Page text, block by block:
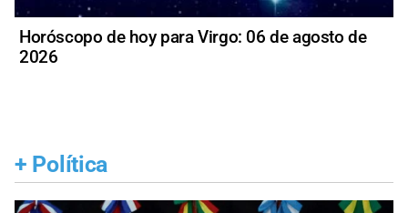
Horóscopo de hoy para Virgo: 06 de agosto de
2026
+ Política